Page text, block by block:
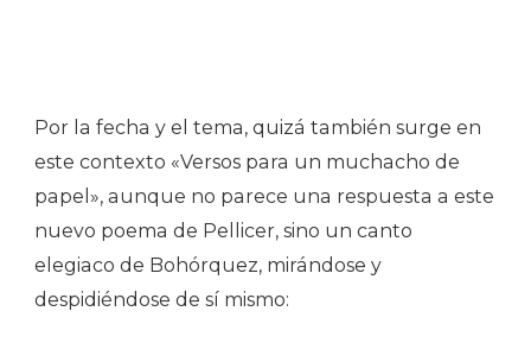
Por la fecha y el tema, quizá también surge en
este contexto «Versos para un muchacho de
papel», aunque no parece una respuesta a este
nuevo poema de Pellicer, sino un canto
elegiaco de Bohórquez, mirándose y
despidiéndose de sí mismo: